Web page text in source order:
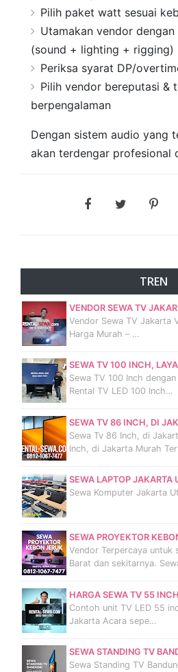
Pilih paket watt sesuai
Utamakan vendor
(sound + lighting + rigging)
Periksa syarat DP/
Pilih vendor bereputasi &
berpengalaman
Dengan sistem audio yang
akan terdengar profesional
TREN
VENDOR SEWA TV
Vendor Sewa TV Jakarta
Harga Murah – …
SEWA TV 100 INCH,
Sewa TV 100 Inch
Rental TV LED 100 Inch…
SEWA TV 86 INCH, DI
Sewa Tv 86 Inch, di
Inch, di Jakarta Murah
SEWA LAPTOP JAKARTA
Sewa Komputer Jakarta
SEWA PROYEKTOR
Vendor Terpercaya
Barat dan sekitarnya.
HARGA SEWA TV 55
Contoh unit TV LED 55
Jakarta Acara sepe…
SEWA STANDING TV
Sewa Standing TV